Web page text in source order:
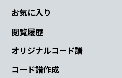
お気に入り
閲覧履歴
オリジナルコード譜
コード譜作成